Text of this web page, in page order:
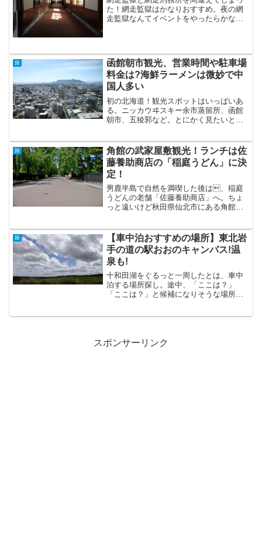
た！網走監獄はかなりおすすめ。夜の網
走監獄なんてイベントをやったらかなり
えた末、１時間以上移...
旅
函館朝市観光、営業時間や駐車場
料金は?海鮮ラーメンは微妙で中
国人多い
初の北海道！観光スポットはいっぱいあ
る。ニッカウヰスキー余市蒸留所、函館
朝市、五稜郭など。とにかく見たいとこ
キー余市蒸留所』初車中泊、目覚めの
朝。外みてびっくり。車が増...
旅
角館の武家屋敷観光！ランチは佐
藤養助商店の「稲庭うどん」に決
定！
男鹿半島で自然を満喫した後は、稲庭
うどんの老舗「佐藤養助商店」へ。ちょ
っと遠いけど秋田県仙北市にある角館店
庭うどん！」と強くおすすめされた場
所。角館の武家屋敷、稲庭う...
旅
【車中泊おすすめの場所】東北岩
手の道の駅おおのキャンパス!温
泉も!
十和田湖をぐるっと一周したとは、車中
泊する場所探し。途中、「ここは？」
「ここは？」と候補になりそうな場所に
スポンサーリンク